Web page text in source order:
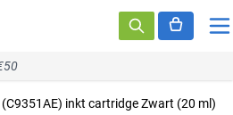
inkt cartridge Zwart (20 ml)